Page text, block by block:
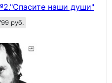
наши души"
руб.